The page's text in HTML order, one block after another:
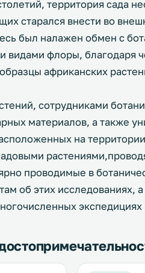
территория сада
старался внести во
был налажен обмен с
видами флоры, благодаря
африканских
сотрудниками
материалов, а также
на
проводимые в
об этих исследованиях,